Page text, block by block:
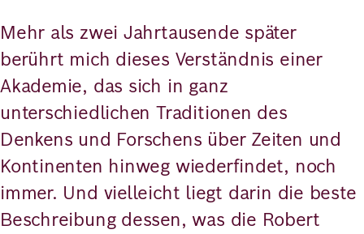
Mehr als zwei Jahrtausende später
berührt mich dieses Verständnis einer
Akademie, das sich in ganz
unterschiedlichen Traditionen des
Denkens und Forschens über Zeiten und
Kontinenten hinweg wiederfindet, noch
immer. Und vielleicht liegt darin die beste
Beschreibung dessen, was die Robert